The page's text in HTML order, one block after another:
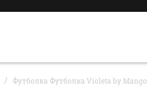
Футболка Футболка Violeta by Mango